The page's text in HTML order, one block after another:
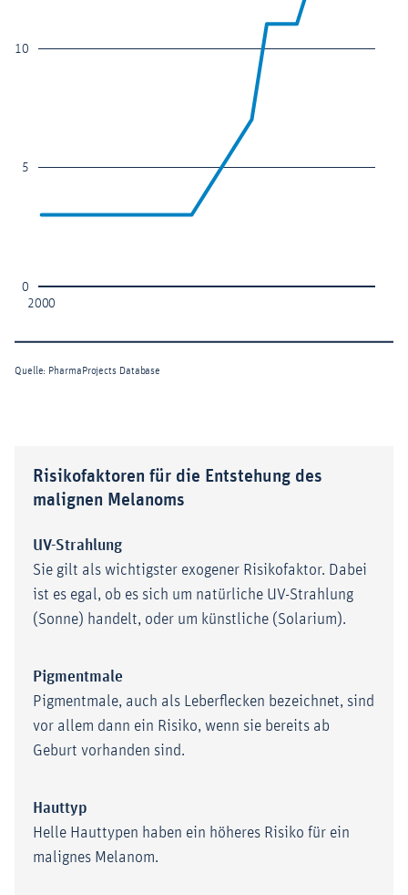
Risikofaktoren für die Entstehung des
malignen Melanoms
UV-Strahlung
Sie gilt als wichtigster exogener Risikofaktor. Dabei
ist es egal, ob es sich um natürliche UV-Strahlung
(Sonne) handelt, oder um künstliche (Solarium).
Pigmentmale
Pigmentmale, auch als Leberflecken bezeichnet, sind
vor allem dann ein Risiko, wenn sie bereits ab
Geburt vorhanden sind.
Hauttyp
Helle Hauttypen haben ein höheres Risiko für ein
malignes Melanom.